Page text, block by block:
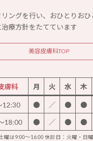
ングを行い、おひとりお
療方針をたてています
美容皮膚科TOP
膚科 月 火 水 木
12:30 ● ／ ● ●
18:00 ● ／ ● ●
曜は9:00～16:00 休診日：火曜・日